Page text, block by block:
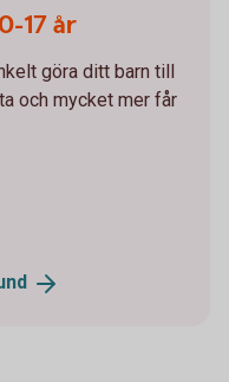
17 år
göra ditt barn till
och mycket mer får